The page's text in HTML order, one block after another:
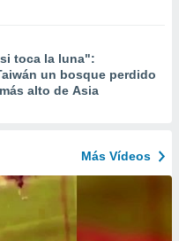
toca la luna":
un bosque perdido
alto de Asia
Más Vídeos